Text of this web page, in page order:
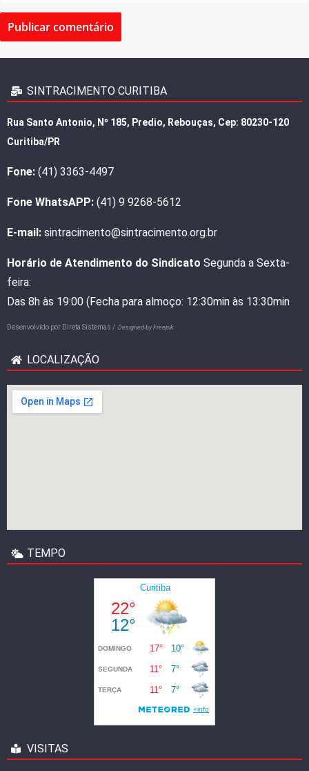
SINTRACIMENTO CURITIBA
Rua Santo Antonio, Nº 185, Predio, Rebouças, Cep: 80230-120
Curitiba/PR
Fone: (41) 3363-4497
Fone WhatsAPP: (41) 9 9268-5612
E-mail: sintracimento@sintracimento.org.br
Horário de Atendimento do Sindicato Segunda a Sexta-
feira:
Das 8h às 19:00 (Fecha para almoço: 12:30min às 13:30min
Desenvolvido por Direta Sistemas / Designed by Freepik
LOCALIZAÇÃO
TEMPO
VISITAS